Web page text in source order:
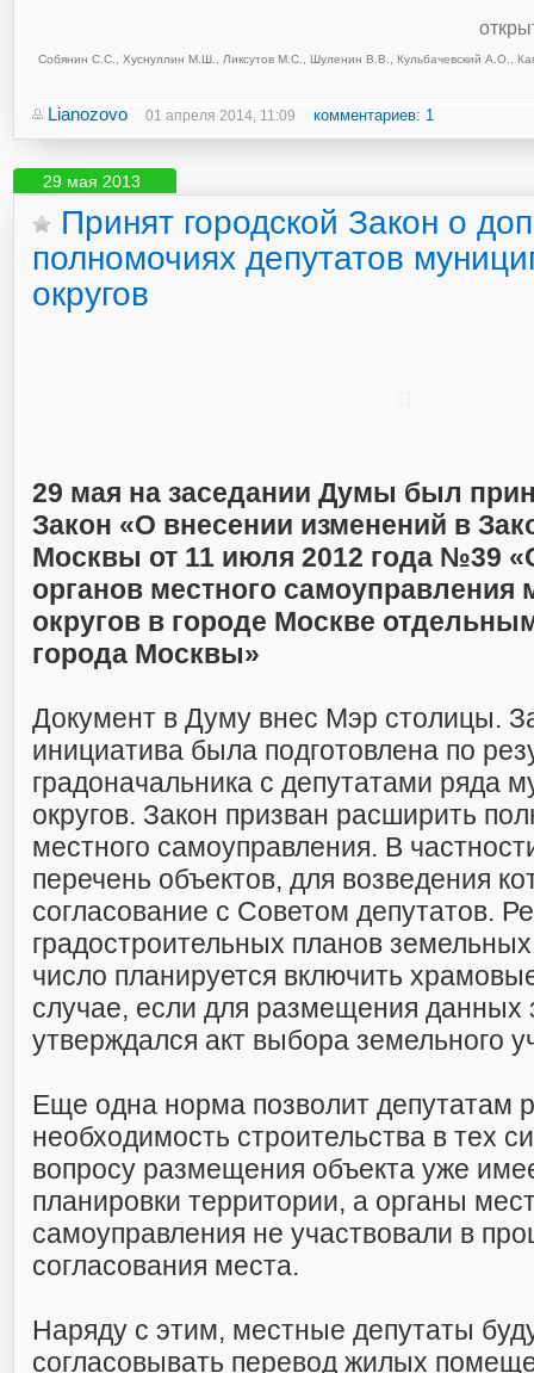
Собянин С.С. Хуснуллин М.Ш. Ликсутов М.С. Шуленин В.В. Кульбачевский А.О.
Lianozovo 01 апреля 2014, 11:09 комментариев: 1
29 мая 2013
Принят городской Закон о
полномочиях депутатов
округов
29 мая на заседании Думы был
Закон «О внесении изменений в
Москвы от 11 июля 2012 года №39
органов местного
округов в городе Москве
города Москвы»
Документ в Думу внес Мэр столицы.
инициатива была подготовлена по
градоначальника с депутатами ряда
округов. Закон призван расширить
местного самоуправления. В
перечень объектов, для возведения
согласование с Советом депутатов.
градостроительных планов
число планируется включить
случае, если для размещения данных
утверждался акт выбора земельного
Еще одна норма позволит депутатам
необходимость строительства в тех
вопросу размещения объекта уже
планировки территории, а органы
самоуправления не участвовали в
согласования места.
Наряду с этим, местные депутаты
согласовывать перевод жилых